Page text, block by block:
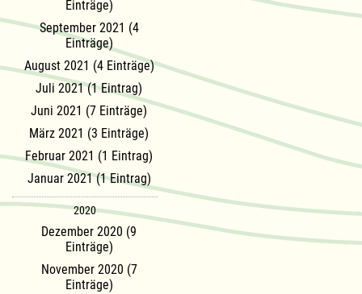
Einträge)
September 2021 (4
Einträge)
August 2021 (4 Einträge)
Juli 2021 (1 Eintrag)
Juni 2021 (7 Einträge)
März 2021 (3 Einträge)
Februar 2021 (1 Eintrag)
Januar 2021 (1 Eintrag)
2020
Dezember 2020 (9
Einträge)
November 2020 (7
Einträge)